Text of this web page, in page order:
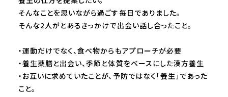
そんなことを思いながら過ごす毎日でありました。
そんな2人がとあるきっかけで出会い話し合ったこと。
・運動だけでなく、食べ物からもアプローチが必要
・養生薬膳と出会い、季節と体質をベースにした漢方養生
・お互いに求めていたことが、予防ではなく「養生」であった
こと。